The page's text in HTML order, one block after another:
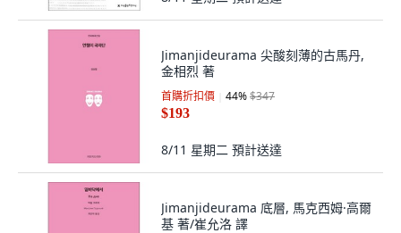
Jimanjideurama 尖酸刻薄的古馬丹,
金相烈 著
首購折扣價 44%$347
$193
8/11 星期二 預計送達
Jimanjideurama 底層, 馬克西姆·高爾
基 著/崔允洛 譯